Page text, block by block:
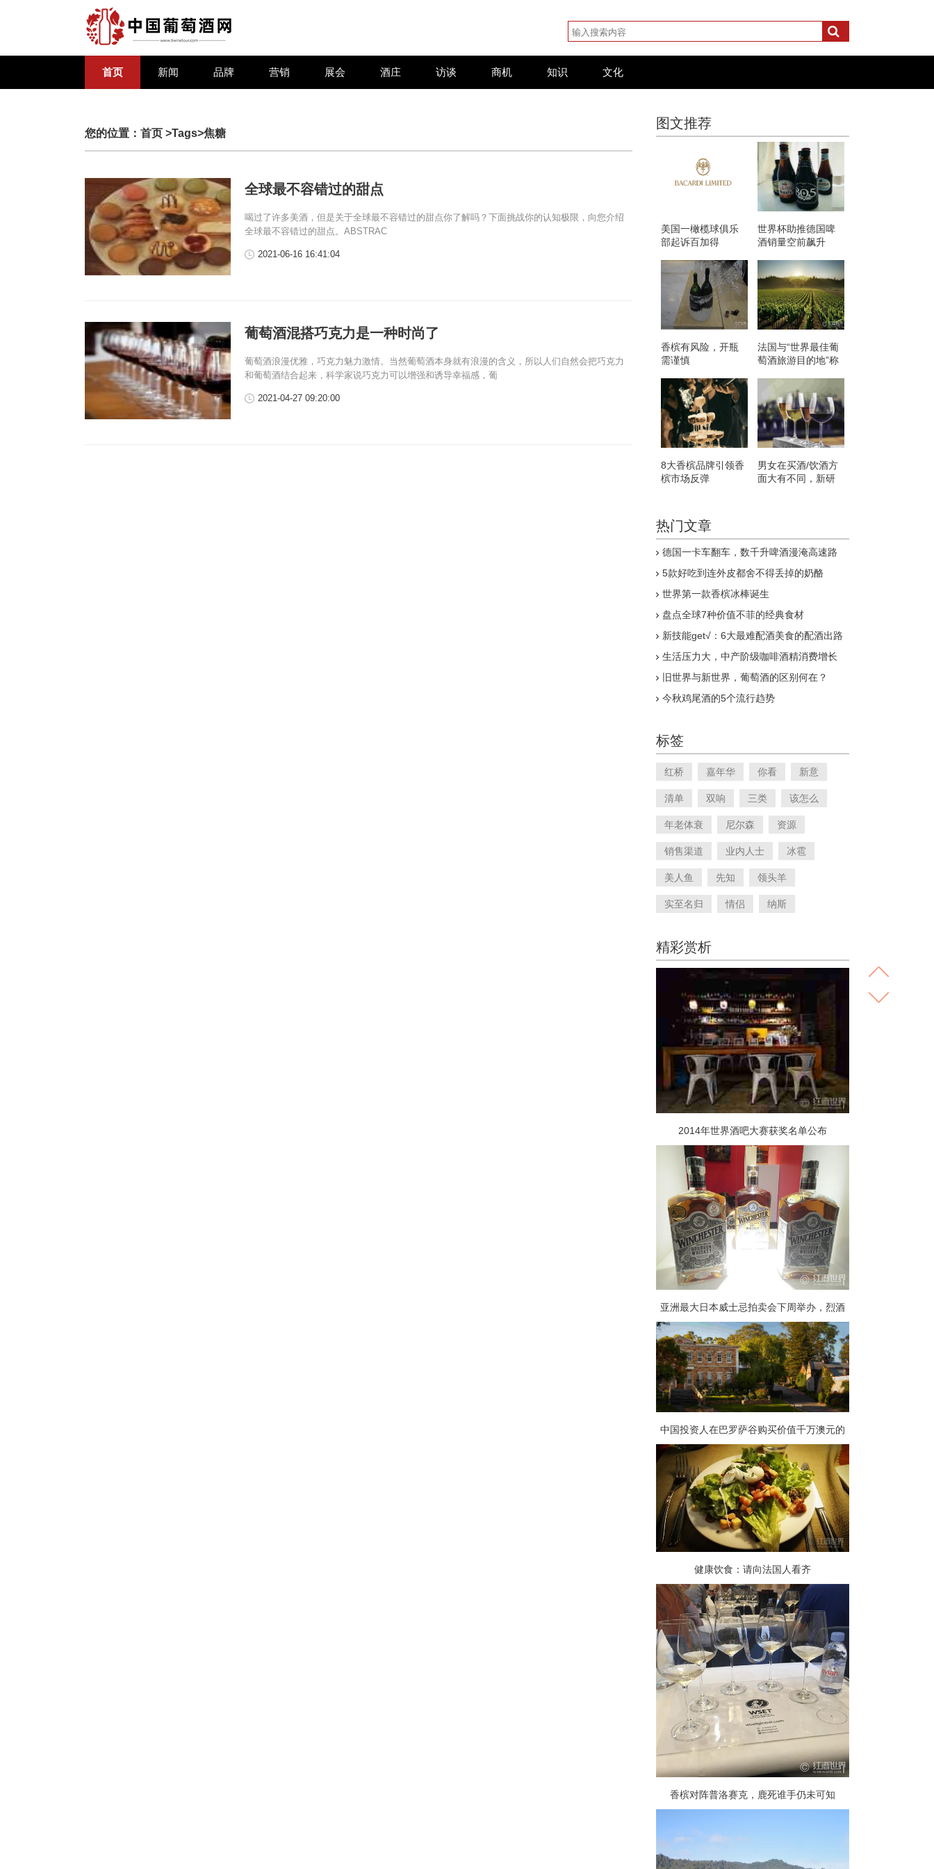
首页 新闻 品牌 营销 展会 酒庄 访谈 商机 知识 文化
您的位置： 首页 >Tags>焦糖
全球最不容错过的甜点
喝过了许多美酒，但是关于全球最不容错过的甜点你了解吗？下面挑战你的认知极限，向您介绍
全球最不容错过的甜点。ABSTRAC
2021-06-16 16:41:04
葡萄酒混搭巧克力是一种时尚了
葡萄酒浪漫优雅，巧克力魅力激情。当然葡萄酒本身就有浪漫的含义，所以人们自然会把巧克力
和葡萄酒结合起来，科学家说巧克力可以增强和诱导幸福感，葡
2021-04-27 09:20:00
图文推荐
美国一橄榄球俱乐
部起诉百加得
世界杯助推德国啤
酒销量空前飙升
香槟有风险，开瓶
需谨慎
法国与“世界最佳葡
萄酒旅游目的地”称
8大香槟品牌引领香
槟市场反弹
男女在买酒/饮酒方
面大有不同，新研
热门文章
德国一卡车翻车，数千升啤酒漫淹高速路
5款好吃到连外皮都舍不得丢掉的奶酪
世界第一款香槟冰棒诞生
盘点全球7种价值不菲的经典食材
新技能get√：6大最难配酒美食的配酒出路
生活压力大，中产阶级咖啡酒精消费增长
旧世界与新世界，葡萄酒的区别何在？
今秋鸡尾酒的5个流行趋势
标签
红桥 嘉年华 你看 新意
清单 双响 三类 该怎么
年老体衰 尼尔森 资源
销售渠道 业内人士 冰雹
美人鱼 先知 领头羊
实至名归 情侣 纳斯
精彩赏析
2014年世界酒吧大赛获奖名单公布
亚洲最大日本威士忌拍卖会下周举办，烈酒
收藏家的盛宴！
中国投资人在巴罗萨谷购买价值千万澳元的
酒庄
健康饮食：请向法国人看齐
香槟对阵普洛赛克，鹿死谁手仍未可知